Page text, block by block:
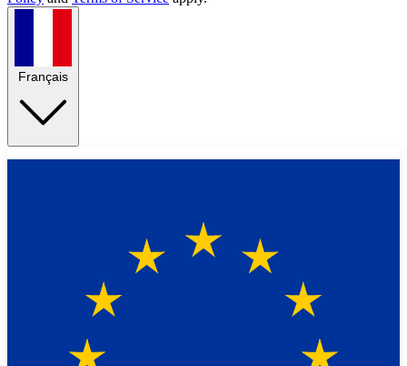
Français